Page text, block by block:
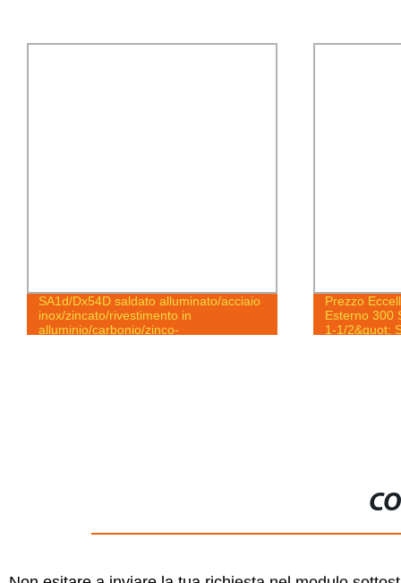
SA1d/Dx54D saldato alluminato/acciaio
inox/zincato/rivestimento in
alluminio/carbonio/zinco-
Prezzo
Esterno 300
1-1/2&quot;